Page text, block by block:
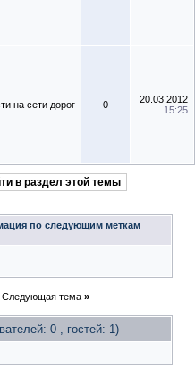
на сети дорог 0
20.03.2012
15:25
в раздел этой темы
по следующим меткам
Следующая тема »
0 , гостей: 1)